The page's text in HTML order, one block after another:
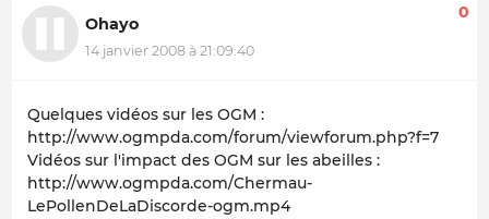
Ohayo
14 janvier 2008 à 21:09:40
0
Quelques vidéos sur les OGM :
http://www.ogmpda.com/forum/viewforum.php?f=7
Vidéos sur l'impact des OGM sur les abeilles :
http://www.ogmpda.com/Chermau-
LePollenDeLaDiscorde-ogm.mp4